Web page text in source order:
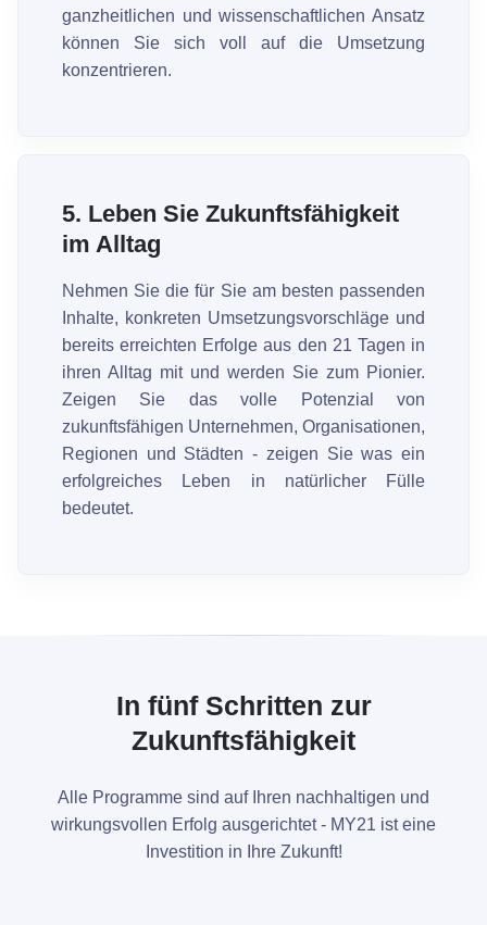
ganzheitlichen und wissenschaftlichen Ansatz
können Sie sich voll auf die Umsetzung
konzentrieren.
5. Leben Sie Zukunftsfähigkeit
im Alltag
Nehmen Sie die für Sie am besten passenden
Inhalte, konkreten Umsetzungsvorschläge und
bereits erreichten Erfolge aus den 21 Tagen in
ihren Alltag mit und werden Sie zum Pionier.
Zeigen Sie das volle Potenzial von
zukunftsfähigen Unternehmen, Organisationen,
Regionen und Städten - zeigen Sie was ein
erfolgreiches Leben in natürlicher Fülle
bedeutet.
In fünf Schritten zur
Zukunftsfähigkeit
Alle Programme sind auf Ihren nachhaltigen und
wirkungsvollen Erfolg ausgerichtet - MY21 ist eine
Investition in Ihre Zukunft!